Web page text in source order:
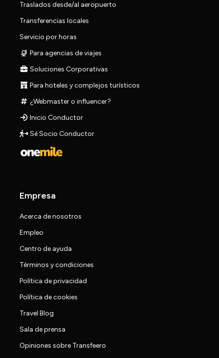
Traslados desde/al aeropuerto
Transferencias locales
Servicio por horas
Para agencias de viajes
Soluciones Corporativas
Para hoteles y complejos turísticos
¿Webmaster o influencer?
Inicio Conductor
Sé Socio Conductor
Empresa
Acerca de nosotros
Empleo
Centro de ayuda
Términos y condiciones
Política de privacidad
Política de cookies
Travel Blog
Sala de prensa
Opiniones sobre Transfeero